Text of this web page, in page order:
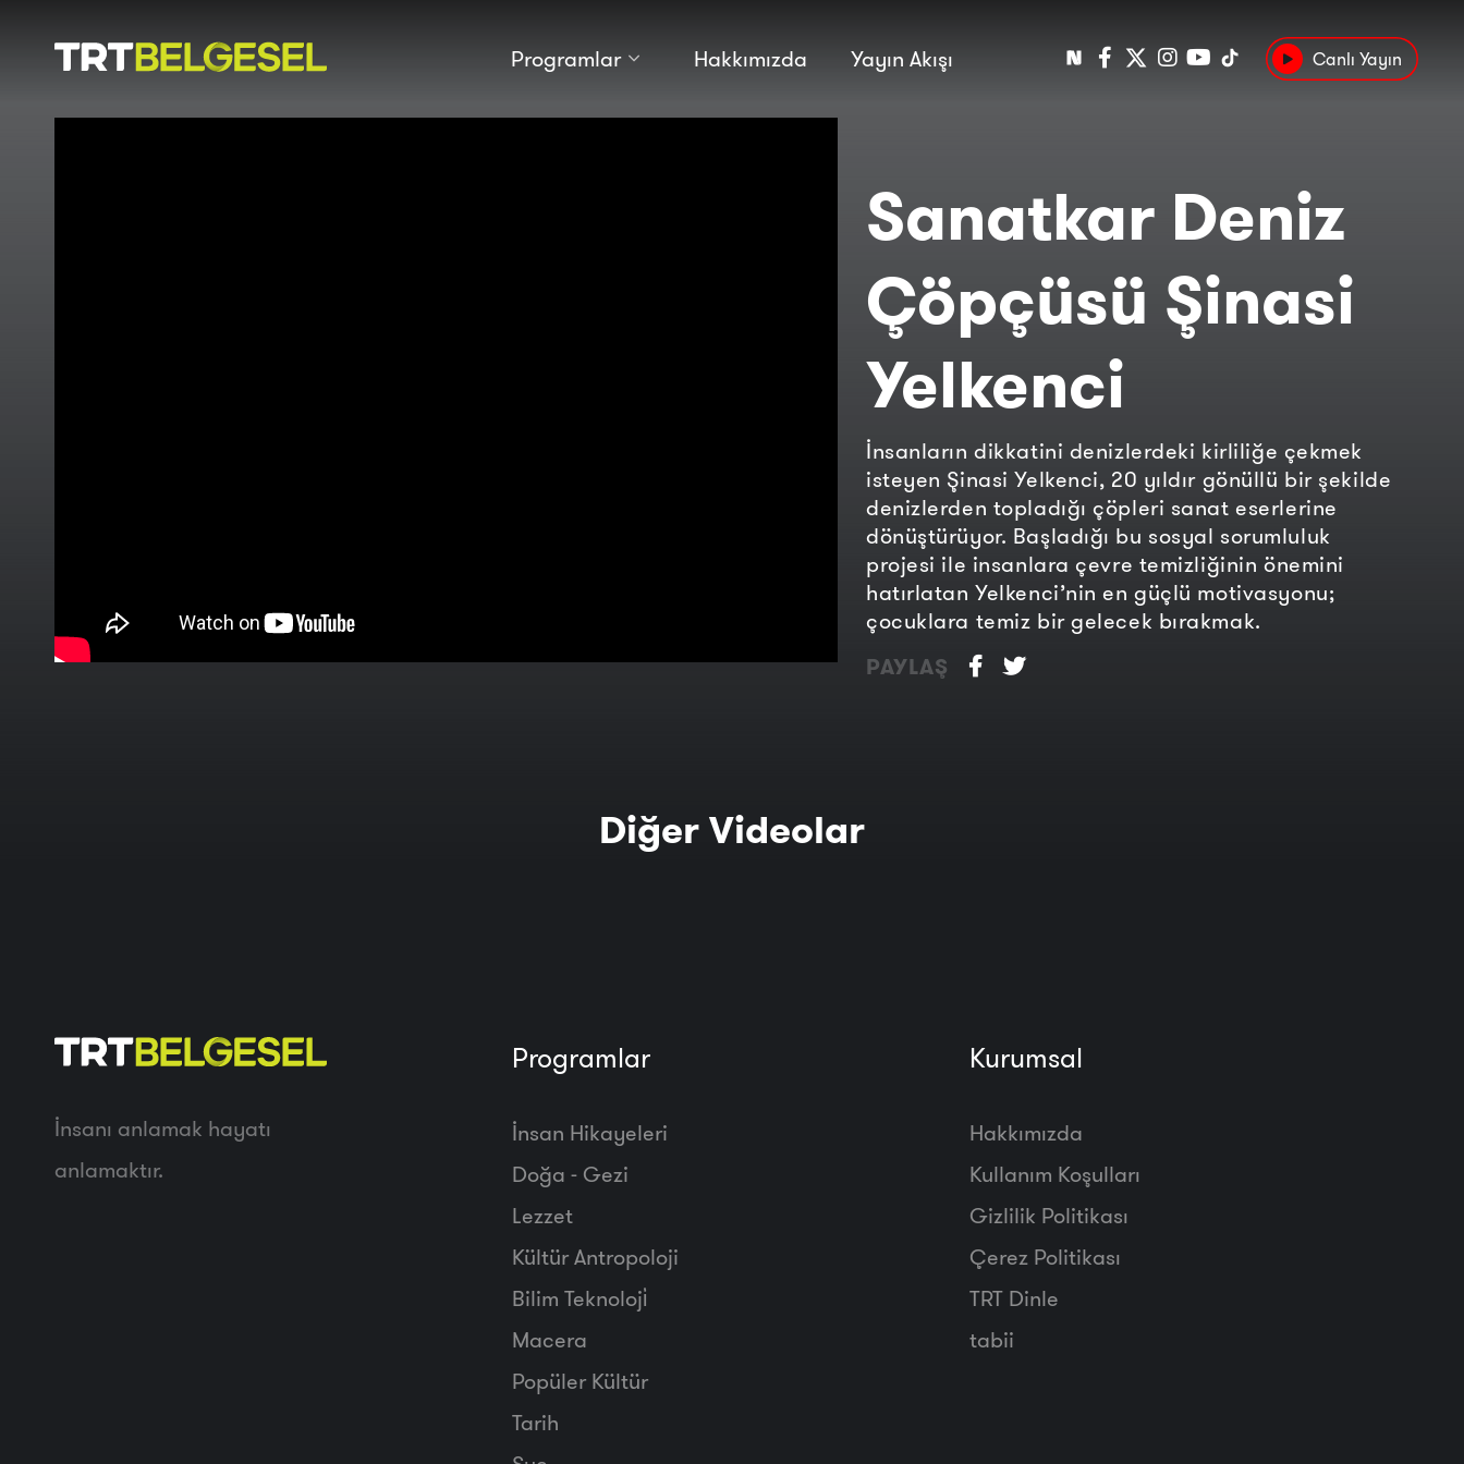
Programlar
Doğa
Hakkımızda Yayın Akışı Canlı Yayın
Sanatkar Deniz
Çöpçüsü Şinasi
Yelkenci
İnsanların dikkatini denizlerdeki kirliliğe çekmek
isteyen Şinasi Yelkenci, 20 yıldır gönüllü bir şekilde
denizlerden topladığı çöpleri sanat eserlerine
dönüştürüyor. Başladığı bu sosyal sorumluluk
projesi ile insanlara çevre temizliğinin önemini
hatırlatan Yelkenci’nin en güçlü motivasyonu;
çocuklara temiz bir gelecek bırakmak.
PAYLAŞ
Diğer Videolar
İnsanı anlamak hayatı
anlamaktır.
Programlar
İnsan Hikayeleri
Doğa - Gezi
Lezzet
Kültür Antropoloji
Bilim Teknoloji̇
Macera
Popüler Kültür
Tarih
Kurumsal
Hakkımızda
Kullanım Koşulları
Gizlilik Politikası
Çerez Politikası
TRT Dinle
tabii